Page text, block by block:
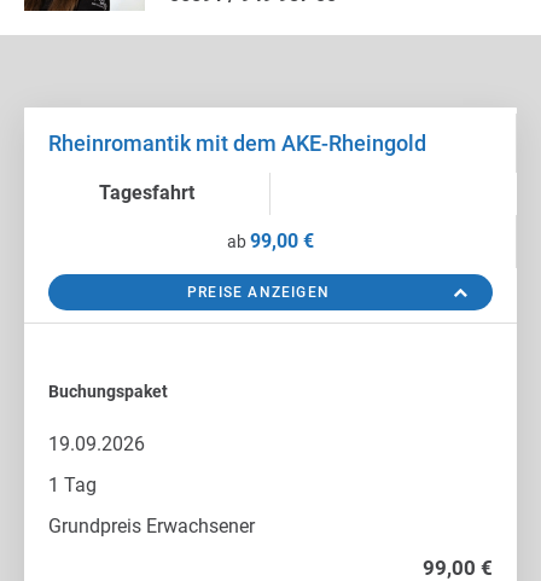
weitem Blick auf den Rhein und die
gegenüberliegende Rheinseite.
Erkunden Sie die schönen Weinorte auf verschiedene
Art und Weise: individuell auf eigene Faust, bei einer
gemütlichen Weinprobe oder vom Wasser aus bei
einer Fahrt über den Rhein. Freuen Sie sich auf einen
Rheinromantik mit dem AKE-Rheingold
Tagesfahrt
ab99,00 €
PREISE ANZEIGEN
Buchungspaket
19.09.2026
1 Tag
Grundpreis Erwachsener
99,00 €